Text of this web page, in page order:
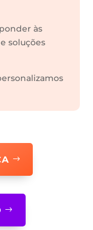
às
soluções